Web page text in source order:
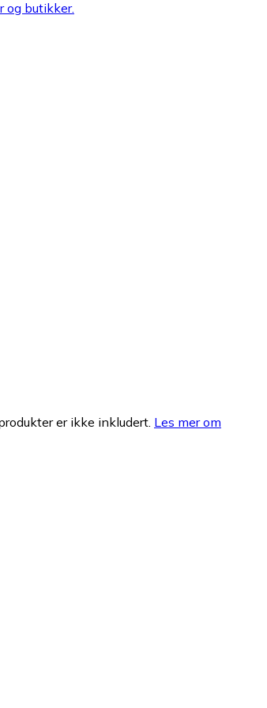
og butikker.
er ikke inkludert. Les mer om